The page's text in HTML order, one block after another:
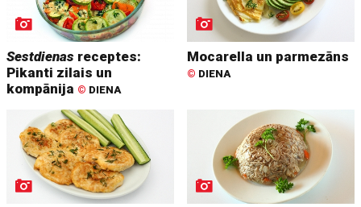
Sestdienas receptes:
Pikanti zilais un
kompānija © DIENA
Mocarella un parmezāns
© DIENA